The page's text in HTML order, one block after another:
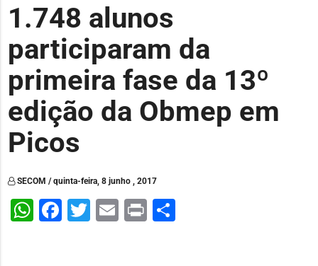
1.748 alunos
participaram da
primeira fase da 13º
edição da Obmep em
Picos
SECOM / quinta-feira, 8 junho , 2017
WhatsApp
Facebook
Twitter
Email
PrintShare